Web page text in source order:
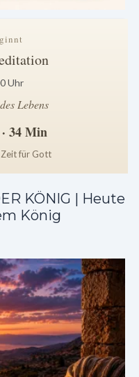
Uhr
Lebens
34 Min
Zeit für Gott
KÖNIG | Heute
König